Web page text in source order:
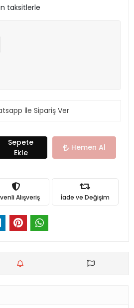
taksitlerle
İle Sipariş Ver
Sepete
Ekle
Hemen Al
Alışveriş İade ve Değişim